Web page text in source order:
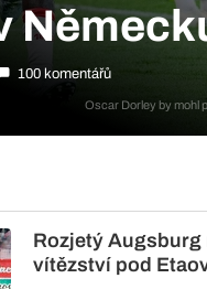
Oscar Dorley by mohl
100 komentářů
Rozjetý
vítězství pod